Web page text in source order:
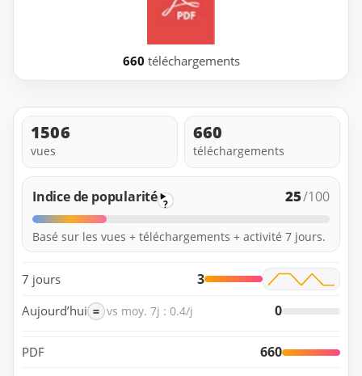
660 téléchargements
1506
vues
660
téléchargements
Indice de popularité ? 25/100
Basé sur les vues + téléchargements + activité 7 jours.
7 jours 3
Aujourd’hui = vs moy. 7j : 0.4/j 0
PDF 660